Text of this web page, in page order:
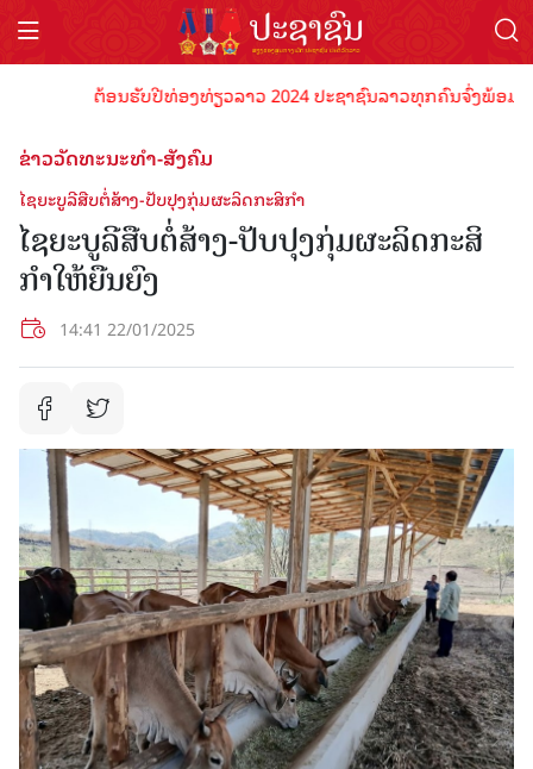
ຕ້ອນຮັບປີທ່ອງທ່ຽວລາວ 2024 ປະຊາຊົນລາວທຸກຄົນຈົ່ງພ້ອມເ
ຂ່າວວັດທະນະທຳ-ສັງຄົມ
ໄຊຍະບູລີສືບຕໍ່ສ້າງ-ປັບປຸງກຸ່ມຜະລິດກະສິກໍາ
ໄຊຍະບູລີສືບຕໍ່ສ້າງ-ປັບປຸງກຸ່ມຜະລິດກະສິ
ກໍາໃຫ້ຍືນຍົງ
14:41 22/01/2025